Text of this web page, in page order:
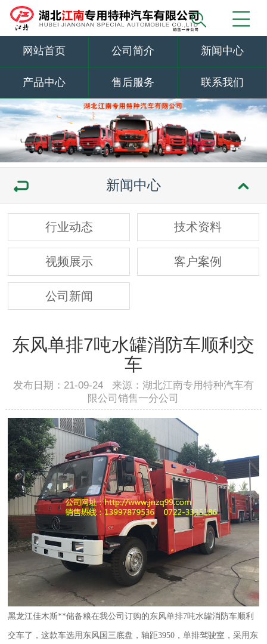
网站首页 公司简介 新闻中心
产品中心 售后服务 联系我们
新闻中心
行业动态 技术资料
视频展示 客户案例
公司新闻
东风单排7吨水罐消防车顺利交
车
发布日期：21-09-24 来源：湖北江南专用特种汽车有
限公司销售一分公司
黑龙江佳木斯**储备粮在我公司订购的东风单排7吨水罐消防车 顺利
交车了，这款车选用 东风国三底盘，轴距3950，单排驾驶室，采用东